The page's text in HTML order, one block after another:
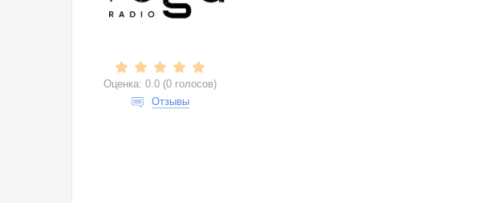
Оценка: 0.0 (0 голосов)
Отзывы